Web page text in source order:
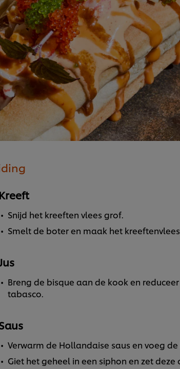
Kreeft
Snijd het kreeften vlees grof.
Smelt de boter en maak het
Breng de bisque aan de kook en
tabasco.
Verwarm de Hollandaise saus en voeg
Giet het geheel in een siphon en zet